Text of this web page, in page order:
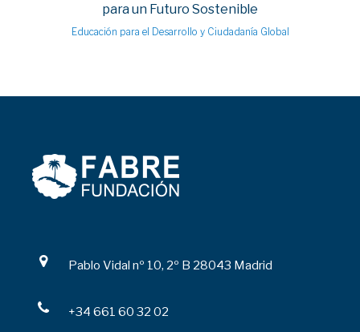
para un Futuro Sostenible
Educación para el Desarrollo y Ciudadanía Global
Pablo Vidal nº 10, 2º B 28043 Madrid
+34 661 60 32 02